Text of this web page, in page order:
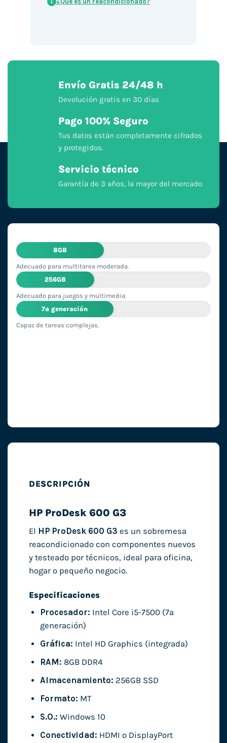
i
Envío Gratis 24/48 h
Devolución gratis en 30 días
Pago 100% Seguro
Tus datos están completamente cifrados
y protegidos.
Servicio técnico
Garantía de 3 años, la mayor del mercado
8GB
Adecuado para multitarea moderada.
256GB
Adecuado para juegos y multimedia.
7ª generación
Capaz de tareas complejas.
DESCRIPCIÓN
HP ProDesk 600 G3
El HP ProDesk 600 G3 es un sobremesa
reacondicionado con componentes nuevos
y testeado por técnicos, ideal para oficina,
hogar o pequeño negocio.
Especificaciones
Procesador: Intel Core i5-7500 (7ª
generación)
Gráfica: Intel HD Graphics (integrada)
RAM: 8GB DDR4
Almacenamiento: 256GB SSD
Formato: MT
S.O.: Windows 10
Conectividad: HDMI o DisplayPort